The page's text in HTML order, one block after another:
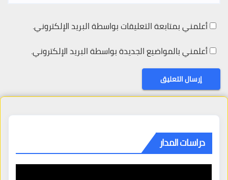
أعلمني بمتابعة التعليقات بواسطة البريد الإلكتروني.
أعلمني بالمواضيع الجديدة بواسطة البريد الإلكتروني.
دراسات المدار